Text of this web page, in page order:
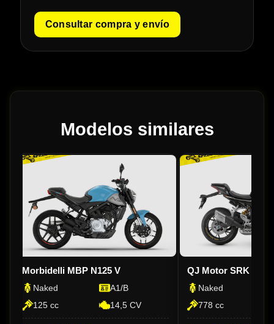
Consultar compra y envío
Modelos similares
Morbidelli MBP N125 V
Naked
A1/B
125 cc
14,5 CV
QJ Motor SRK 800
Naked
778 cc